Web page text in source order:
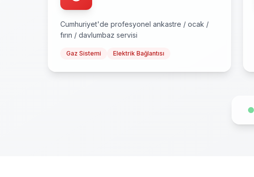
Cumhuriyet'de profesyonel ankastre / ocak /
fırın / davlumbaz servisi
Gaz Sistemi Elektrik Bağlantısı